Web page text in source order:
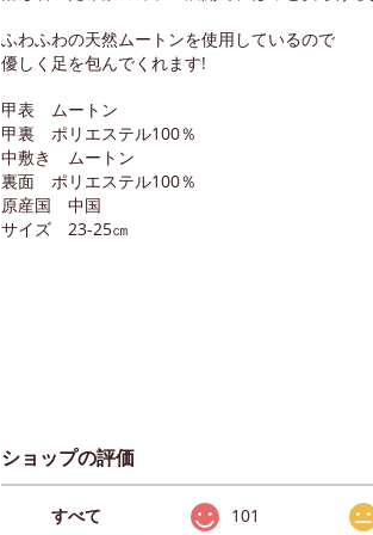
ふわふわの天然ムートンを使用しているので
優しく足を包んでくれます!
甲表 ムートン
甲裏 ポリエステル100％
中敷き ムートン
裏面 ポリエステル100％
原産国 中国
サイズ 23-25㎝
ショップの評価
すべて 101